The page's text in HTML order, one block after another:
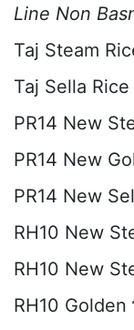
Line Non
Taj Steam
Taj Sella Rice
PR14 New
PR14 New
PR14 New
RH10 New
RH10 New
RH10 Golden